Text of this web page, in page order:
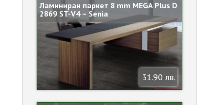
Ламиниран паркет 8 mm MEGA Plus D
2869 ST-V4 – Senia
31.90 лв.